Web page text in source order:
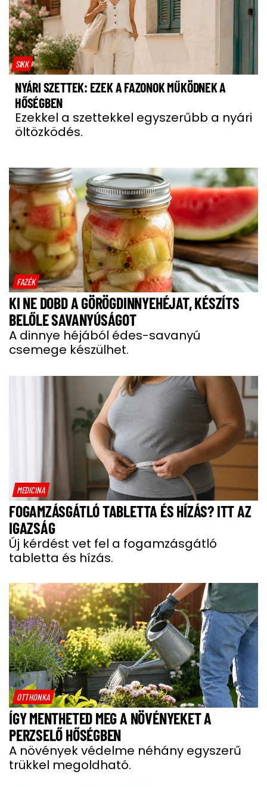
SIKK
NYÁRI SZETTEK: EZEK A FAZONOK MŰKÖDNEK A
HŐSÉGBEN
Ezekkel a szettekkel egyszerűbb a nyári
öltözködés.
FAZÉK
KI NE DOBD A GÖRÖGDINNYEHÉJAT, KÉSZÍTS
BELŐLE SAVANYÚSÁGOT
A dinnye héjából édes-savanyú
csemege készülhet.
MEDICINA
FOGAMZÁSGÁTLÓ TABLETTA ÉS HÍZÁS? ITT AZ
IGAZSÁG
Új kérdést vet fel a fogamzásgátló
tabletta és hízás.
OTTHONKA
ÍGY MENTHETED MEG A NÖVÉNYEKET A
PERZSELŐ HŐSÉGBEN
A növények védelme néhány egyszerű
trükkel megoldható.